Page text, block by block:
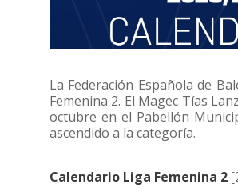
La Federación Española de
Femenina 2. El Magec Tías
octubre en el Pabellón
ascendido a la categoría.
Calendario Liga Femenina 2